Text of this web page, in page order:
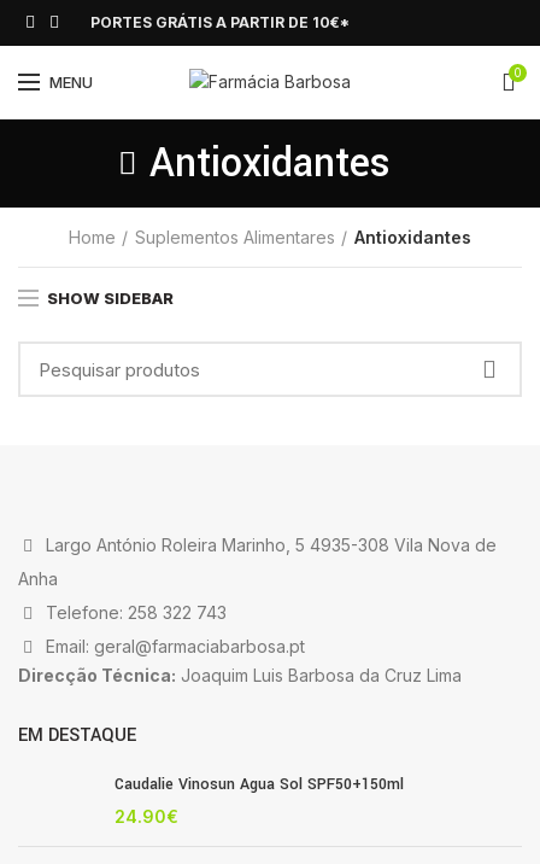
PORTES GRÁTIS A PARTIR DE 10€*
MENU 0
Antioxidantes
Home Suplementos Alimentares Antioxidantes
SHOW SIDEBAR
Largo António Roleira Marinho, 5 4935-308 Vila Nova de
Anha
Telefone: 258 322 743
Email: geral@farmaciabarbosa.pt
Direcção Técnica: Joaquim Luis Barbosa da Cruz Lima
EM DESTAQUE
Caudalie Vinosun Agua Sol SPF50+150ml
24.90€